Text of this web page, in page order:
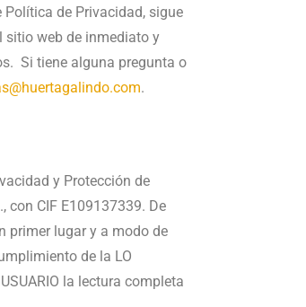
de Privacidad, sigue
sitio web de inmediato y
Si tiene alguna pregunta o
.
y Protección de
con CIF E109137339. De
primer lugar y a modo de
de la LO
la lectura completa